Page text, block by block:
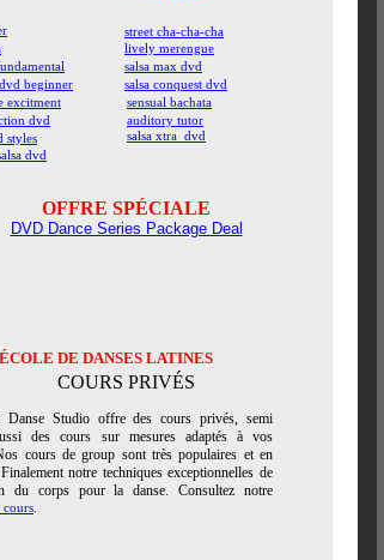
OFFRE SPÉCIALE
DVD Dance Series Package Deal
Studio offre des cours privés, semi
des cours sur mesures adaptés à vos
cours de group sont très populaires et en
notre techniques exceptionnelles de
du corps pour la danse. Consultez notre
cours.
ÉCOLE DE DANSES LATINES
COURS PRIVÉS
beginner
excitment
dvd
styles
dvd
salsa xtra dvd
auditory tutor
sensual bachata
salsa conquest dvd
salsa max dvd
lively merengue
street cha-cha-cha